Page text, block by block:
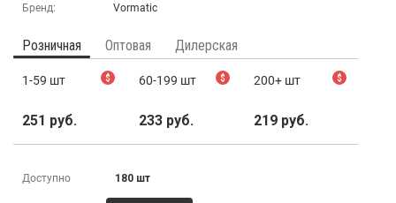
Бренд: Vormatic
Розничная Оптовая Дилерская
1-59 шт $
251 руб.
60-199 шт $
233 руб.
200+ шт $
219 руб.
Доступно 180 шт